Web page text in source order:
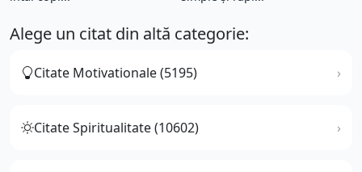
Alege un citat din altă categorie:
Citate Motivationale (5195)
Citate Spiritualitate (10602)